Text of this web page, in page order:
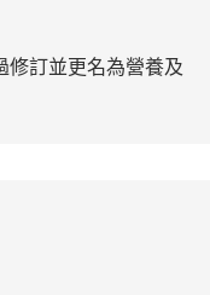
修訂並更名為營養及